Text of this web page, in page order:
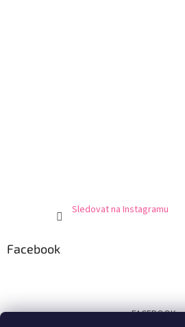
Sledovat na Instagramu
Facebook
FACEBOOK